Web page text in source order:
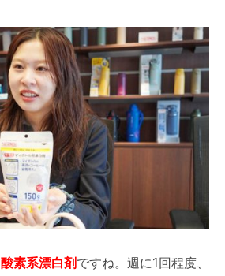
酸素系漂白剤ですね。週に1回程度、